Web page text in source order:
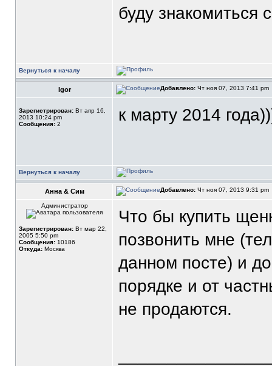
буду знакомиться
Вернуться к началу
Igor Добавлено: Чт ноя 07, 2013 7:41 pm
Зарегистрирован: Вт апр 16,
2013 10:24 pm
Сообщения: 2 к марту 2014
Вернуться к началу
Анна & Сим Добавлено: Чт ноя 07, 2013 9:31 pm
Администратор
Зарегистрирован: Вт мар 22,
2005 5:50 pm
Сообщения: 10186
Откуда: Москва
Что бы купить
позвонить мне
данном посте) и
порядке и от
не продаются.